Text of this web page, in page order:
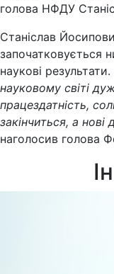
голова НФДУ
Станіслав
започатковується
наукові результати.
науковому світі
працездатність,
закінчиться, а нові
наголосив голова